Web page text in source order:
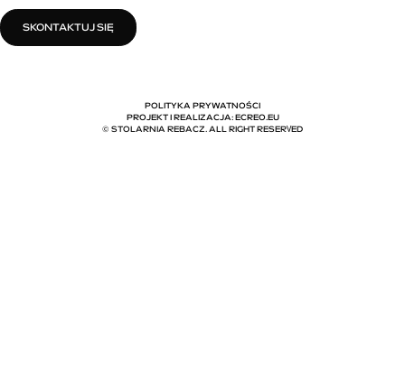
SKONTAKTUJ SIĘ
© STOLARNIA REBACZ. ALL RIGHT RESERVED
POLITYKA PRYWATNOŚCI
PROJEKT I REALIZACJA: ECREO.EU